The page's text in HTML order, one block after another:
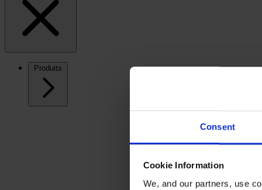
Consent
Cookie Information
We, and our partners, use
Produits